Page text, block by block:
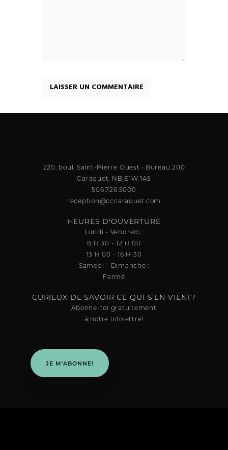
220, boul. Saint-Pierre Ouest • Bureau 200
Caraquet, NB E1W 1A5
506.726.5000
reception@cccaraquet.com
HEURES D'OUVERTURE
Lundi - Vendredi :
8 H 30 - 12 H 00
13 H 00 - 16 H 30
Samedi - Dimanche :
Fermé
CURIEUX DE SAVOIR CE QUI S'EN VIENT?
Abonne-toi gratuitement
à notre infolettre!
JE M'ABONNE!